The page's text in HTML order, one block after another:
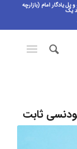
پل یادگار امام (بازارچه
ثابت